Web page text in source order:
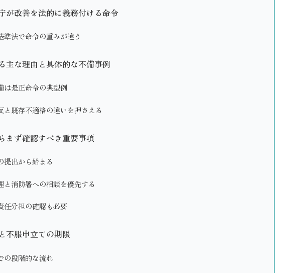
が改善を法的に義務付ける命令
準法で命令の重みが違う
主な理由と具体的な不備事例
は是正命令の典型例
と既存不適格の違いを押さえる
まず確認すべき重要事項
提出から始まる
と消防署への相談を優先する
任分担の確認も必要
不服申立ての期限
の段階的な流れ